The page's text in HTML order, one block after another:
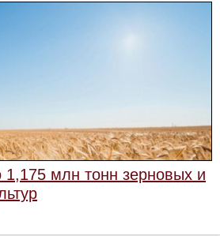
млн тонн зерновых и